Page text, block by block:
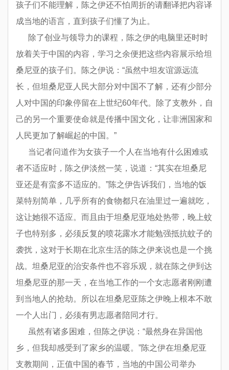
孩子们不能理解，陈之伊还不怕周折的请翻译把内容译
成当地的语言，直到孩子们懂了为止。
除了创业与领导力的课程，陈之伊的电脑里还时时
放着关于中国的内容，学习之余便把这些内容展示给坦
桑尼亚的孩子们。陈之伊说：“虽然中坦友谊源远流
长，但坦桑尼亚人民大部分对中国不了解，还有少部分
人对中国的印象停留在上世纪60年代。除了支教外，自
己的另一个重要使命就是传播中国文化，让非洲国家和
人民更加了解崛起的中国。”
当记者问道作为女孩子一个人在当地有什么困难或
者不适应时，陈之伊淡然一笑，说道：“其实在坦桑尼
亚还是有蛮多不适应的。”陈之伊告诉我们，当地的饭
菜特别简单，几乎所有的食物都只在油里过一遍就吃，
这让她很不适应。而且由于坦桑尼亚地处热带，晚上蚊
子也特别多，必须反复的喷花露水才能勉强抵抗蚊子的
袭扰，这对于长期在北京生活的陈之伊来说也是一个挑
战。坦桑尼亚的治安条件也不容乐观，就在陈之伊到达
坦桑尼亚的那一天，在当地工作的一个女志愿者刚刚遭
到当地人的抢劫。所以在坦桑尼亚陈之伊晚上根本不敢
一个人出门，必须有男志愿者陪同才行。
虽然有诸多困难，但陈之伊说：“最然身在异国他
乡，但我却感受到了家乡的温暖。”陈之伊在坦桑尼亚
支教期间，正值中国的春节，当地的中国公司举办